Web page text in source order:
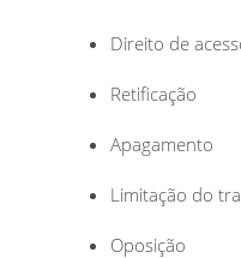
Direito de
Retificação
Apagamento
Limitação do
Oposição